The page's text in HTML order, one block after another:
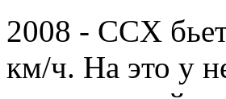
2008 - CCX
км/ч. На это у